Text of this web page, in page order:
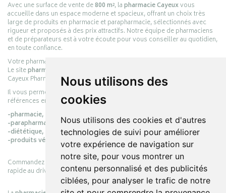
Nous utilisons des
cookies
Nous utilisons des cookies et d'autres
technologies de suivi pour améliorer
votre expérience de navigation sur
notre site, pour vous montrer un
contenu personnalisé et des publicités
ciblées, pour analyser le trafic de notre
Avec une surface de vente de800 m², lapharmacie Cayeuxvous
accueille dans un espace moderne et spacieux, offrant un choix très
large de produits en pharmacie et parapharmacie, sélectionnés avec
rigueur et proposés à des prix attractifs. Notre équipe de pharmaciens
et de préparateurs est à votre écoute pour vous conseiller au quotidien,
en toute confiance.
Votre pharmacie en ligne :
Le sitepharmacie-cayeux.fr
Cayeux Pharmabest Berck-sur-Mer – Rang-du-Fliers.
Il vous permet de réaliser vos achats en ligne parmi des milliers de
références en :
-pharmacie,
-parapharmacie,
-diététique,
-produits vétérinaires.
Commandez simplement vos produits en ligne et choisissez le retrait
rapide au drive ou la livraison à domicile, en toute simplicité.